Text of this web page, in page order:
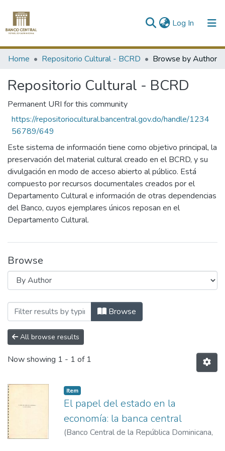
Log In (current)
Communities & Collections
Home Repositorio Cultural - BCRD Browse by Author
Repositorio Cultural - BCRD
Permanent URI for this community
https://repositoriocultural.bancentral.gov.do/handle/1234
56789/649
Este sistema de información tiene como objetivo principal, la
preservación del material cultural creado en el BCRD, y su
divulgación en modo de acceso abierto al público. Está
compuesto por recursos documentales creados por el
Departamento Cultural e información de otras dependencias
del Banco, cuyos ejemplares únicos reposan en el
Departamento Cultural.
Browse
Browsing Repositorio Cultural - BCRD
Browse
All browse results
Now showing 1 - 1 of 1
Item
El papel del estado en la
economía: la banca central
(Banco Central de la República Dominicana,